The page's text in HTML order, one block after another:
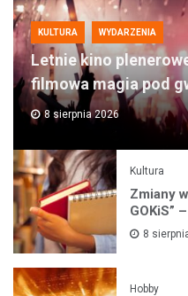
KULTURA WYDARZENIA
Letnie kino
filmowa magia pod
8 sierpnia 2026
Kultura
Zmiany
GOKiS”
8
Hobby